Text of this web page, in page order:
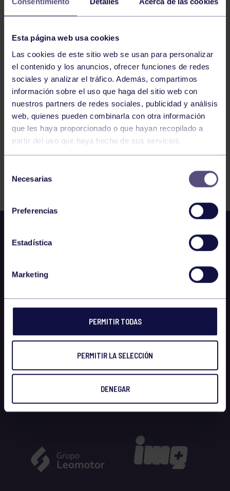
Esta página web usa cookies
Las cookies de este sitio web se usan para personalizar
el contenido y los anuncios, ofrecer funciones de redes
sociales y analizar el tráfico. Además, compartimos
información sobre el uso que haga del sitio web con
nuestros partners de redes sociales, publicidad y análisis
web, quienes pueden combinarla con otra información
que les haya proporcionado o que hayan recopilado a
partir del uso que haya hecho de sus servicios.
Necesarias
Preferencias
Estadística
Marketing
PERMITIR TODAS
PERMITIR LA SELECCIÓN
DENEGAR
16
MARTES
JUNIO 2026
ENGANCHATE AL DEPORTE – BILLAR
1 2 3 4 5 6 7
FILTRAR